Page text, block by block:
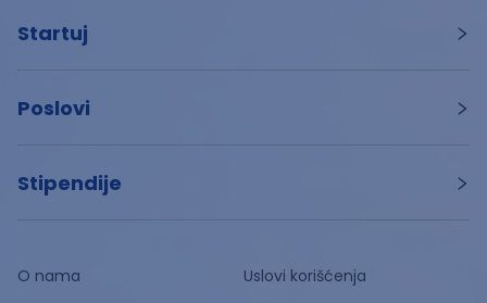
Startuj
Poslovi
Stipendije
O nama Uslovi korišćenja